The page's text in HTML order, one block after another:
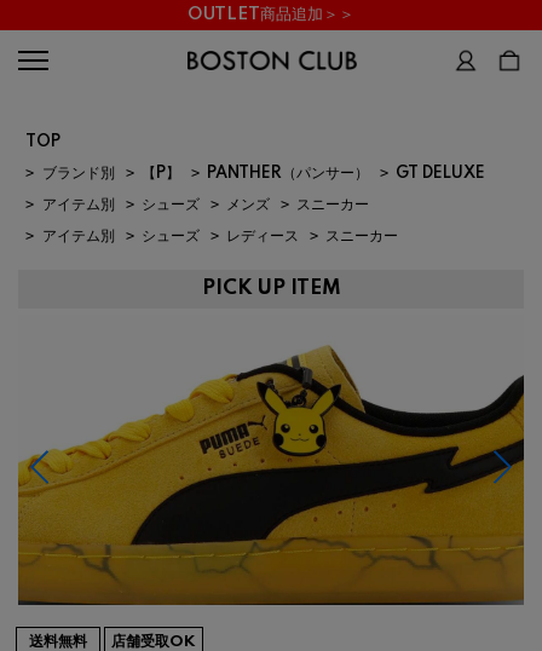
OUTLET商品追加＞＞
TOP
> ブランド別 > 【P】 > PANTHER（パンサー） > GT DELUXE
> アイテム別 > シューズ > メンズ > スニーカー
> アイテム別 > シューズ > レディース > スニーカー
PICK UP ITEM
送料無料 店舗受取OK